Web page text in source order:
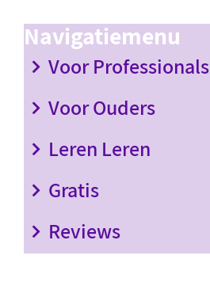
Navigatiemenu
Voor Professionals
Voor Ouders
Leren Leren
Gratis
Reviews